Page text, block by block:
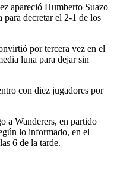
apareció Humberto Suazo
para decretar el 2-1 de los
por tercera vez en el
luna para dejar sin
con diez jugadores por
a Wanderers, en partido
lo informado, en el
6 de la tarde.